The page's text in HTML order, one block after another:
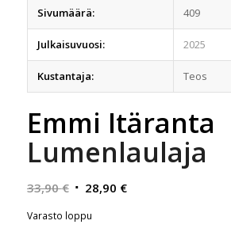
Sivumäärä: 409
Julkaisuvuosi: 2025
Kustantaja: Teos
Emmi Itäranta
Lumenlaulaja
33,90€ Alkuperäinen
oli:
28,90 €Nykyinen
Varasto loppu